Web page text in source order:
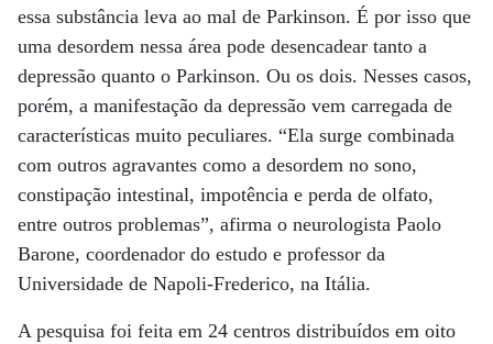
essa substância leva ao mal de Parkinson. É por isso que
uma desordem nessa área pode desencadear tanto a
depressão quanto o Parkinson. Ou os dois. Nesses casos,
porém, a manifestação da depressão vem carregada de
características muito peculiares. “Ela surge combinada
com outros agravantes como a desordem no sono,
constipação intestinal, impotência e perda de olfato,
entre outros problemas”, afirma o neurologista Paolo
Barone, coordenador do estudo e professor da
Universidade de Napoli-Frederico, na Itália.
A pesquisa foi feita em 24 centros distribuídos em oito